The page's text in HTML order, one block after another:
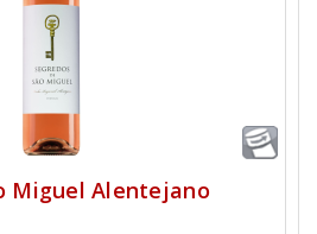
Miguel Alentejano